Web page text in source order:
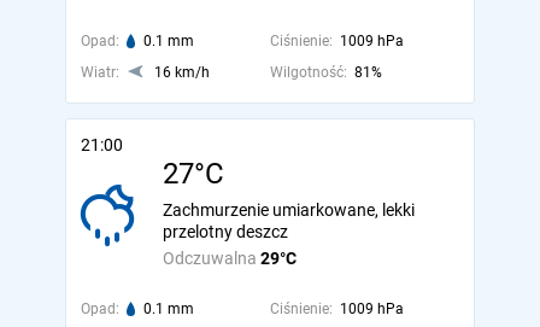
Opad: 0.1 mm Ciśnienie: 1009 hPa
Wiatr:
16 km/h Wilgotność: 81%
21:00
27°C
Odczuwalna 29°C
Zachmurzenie umiarkowane, lekki
przelotny deszcz
Opad: 0.1 mm Ciśnienie: 1009 hPa